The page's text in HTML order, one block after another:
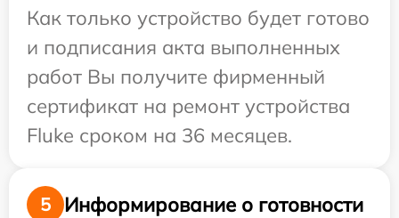
Как только устройство будет готово
и подписания акта выполненных
работ Вы получите фирменный
сертификат на ремонт устройства
Fluke сроком на 36 месяцев.
5
Информирование о готовности